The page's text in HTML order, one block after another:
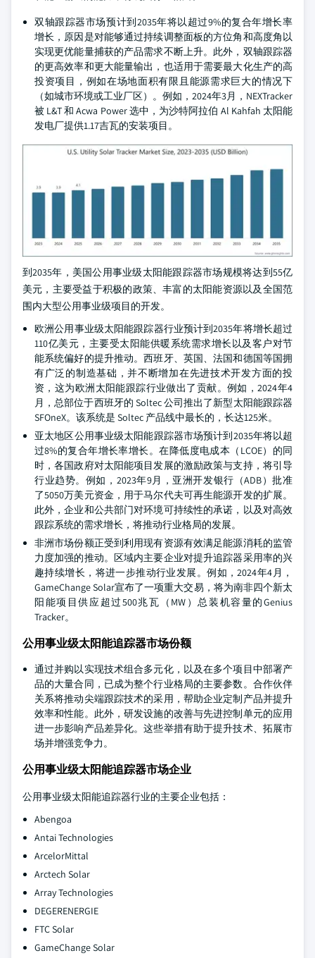
双轴跟踪器市场预计到2035年将以超过9%的复合年增长率
增长，原因是对能够通过持续调整面板的方位角和高度角以
实现更优能量捕获的产品需求不断上升。此外，双轴跟踪器
的更高效率和更大能量输出，也适用于需要最大化生产的高
投资项目，例如在场地面积有限且能源需求巨大的情况下
（如城市环境或工业厂区）。例如，2024年3月，NEXTracker
被 L&T 和 Acwa Power 选中，为沙特阿拉伯 Al Kahfah 太阳能
发电厂提供1.17吉瓦的安装项目。
到2035年，美国公用事业级太阳能跟踪器市场规模将达到55亿
美元，主要受益于积极的政策、丰富的太阳能资源以及全国范
围内大型公用事业级项目的开发。
欧洲公用事业级太阳能跟踪器行业预计到2035年将增长超过
110亿美元，主要受太阳能供暖系统需求增长以及客户对节
能系统偏好的提升推动。西班牙、英国、法国和德国等国拥
有广泛的制造基础，并不断增加在先进技术开发方面的投
资，这为欧洲太阳能跟踪行业做出了贡献。例如，2024年4
月，总部位于西班牙的 Soltec 公司推出了新型太阳能跟踪器
SFOneX。该系统是 Soltec 产品线中最长的，长达125米。
亚太地区公用事业级太阳能跟踪器市场预计到2035年将以超
过8%的复合年增长率增长。在降低度电成本（LCOE）的同
时，各国政府对太阳能项目发展的激励政策与支持，将引导
行业趋势。例如，2023年9月，亚洲开发银行（ADB）批准
了5050万美元资金，用于马尔代夫可再生能源开发的扩展。
此外，企业和公共部门对环境可持续性的承诺，以及对高效
跟踪系统的需求增长，将推动行业格局的发展。
非洲市场份额正受到利用现有资源有效满足能源消耗的监管
力度加强的推动。区域内主要企业对提升追踪器采用率的兴
趣持续增长，将进一步推动行业发展。例如，2024年4月，
GameChange Solar宣布了一项重大交易，将为南非四个新太
阳能项目供应超过500兆瓦（MW）总装机容量的Genius
Tracker。
公用事业级太阳能追踪器市场份额
通过并购以实现技术组合多元化，以及在多个项目中部署产
品的大量合同，已成为整个行业格局的主要参数。合作伙伴
关系将推动尖端跟踪技术的采用，帮助企业定制产品并提升
效率和性能。此外，研发设施的改善与先进控制单元的应用
进一步影响产品差异化。这些举措有助于提升技术、拓展市
场并增强竞争力。
公用事业级太阳能追踪器市场企业
公用事业级太阳能追踪器行业的主要企业包括：
Abengoa
Antai Technologies
ArcelorMittal
Arctech Solar
Array Technologies
DEGERENERGIE
FTC Solar
GameChange Solar